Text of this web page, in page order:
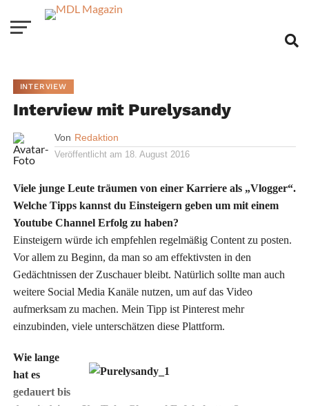
INTERVIEW
Interview mit Purelysandy
Von Redaktion
Veröffentlicht am 18. August 2016
Viele junge Leute träumen von einer Karriere als „Vlogger“.
Welche Tipps kannst du Einsteigern geben um mit einem
Youtube Channel Erfolg zu haben?
Einsteigern würde ich empfehlen regelmäßig Content zu posten.
Vor allem zu Beginn, da man so am effektivsten in den
Gedächtnissen der Zuschauer bleibt. Natürlich sollte man auch
weitere Social Media Kanäle nutzen, um auf das Video
aufmerksam zu machen. Mein Tipp ist Pinterest mehr
einzubinden, viele unterschätzen diese Plattform.
Wie lange
hat es
gedauert bis